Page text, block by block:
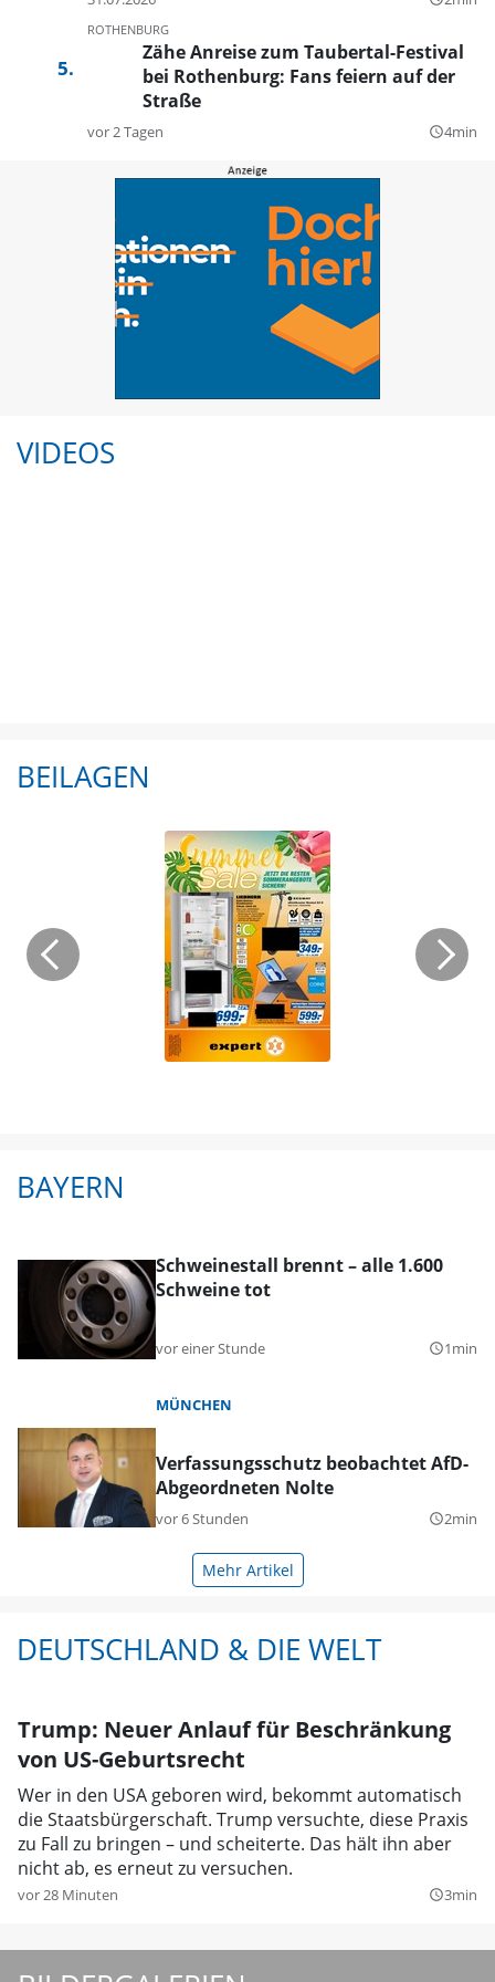
ROTHENBURG
Zähe Anreise zum Taubertal-Festival
bei Rothenburg: Fans feiern auf der
Straße
vor 2 Tagen query_builder4min
VIDEOS
BEILAGEN
BAYERN
Schweinestall brennt – alle 1.600
Schweine tot
vor einer Stunde query_builder1min
MÜNCHEN
Verfassungsschutz beobachtet AfD-
Abgeordneten Nolte
vor 6 Stunden query_builder2min
Mehr Artikel
DEUTSCHLAND & DIE WELT
Trump: Neuer Anlauf für Beschränkung
von US-Geburtsrecht
Wer in den USA geboren wird, bekommt automatisch
die Staatsbürgerschaft. Trump versuchte, diese Praxis
zu Fall zu bringen – und scheiterte. Das hält ihn aber
nicht ab, es erneut zu versuchen.
vor 28 Minuten query_builder3min